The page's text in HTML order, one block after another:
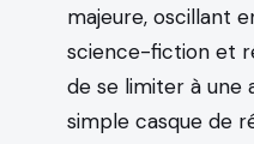
majeure, oscillant
science-fiction et
de se limiter à une
simple casque de